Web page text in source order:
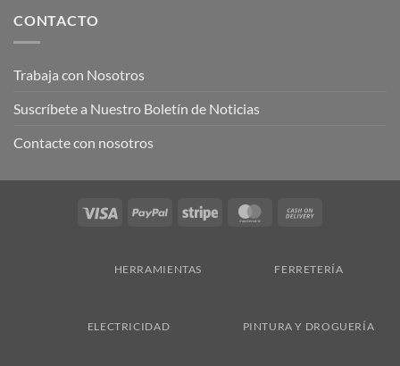
CONTACTO
Trabaja con Nosotros
Suscríbete a Nuestro Boletín de Noticias
Contacte con nosotros
Visa PayPal Stripe MasterCard
HERRAMIENTAS FERRETERÍA
ELECTRICIDAD PINTURA Y DROGUERÍA